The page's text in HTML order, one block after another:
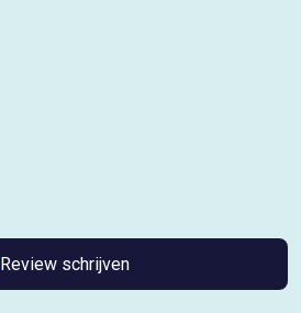
Review schrijven